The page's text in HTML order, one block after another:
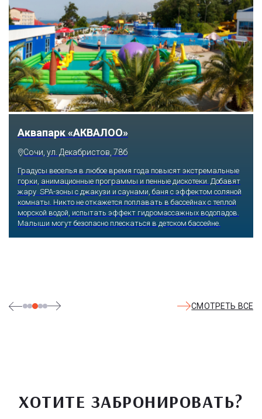
Тематический парк развлечений «Сочи
Парк»
Сочи, Олимпийский проспект, 21
Оказавшись здесь, словно попадаешь в сказку: встречаешь
любимых героев русского фольклора, получаешь возможность
сколько душе угодно кататься на аттракционах европейского
уровня. Гости участвуют в увлекательных квестах и творческих
СМОТРЕТЬ ВСЕ
ХОТИТЕ ЗАБРОНИРОВАТЬ?